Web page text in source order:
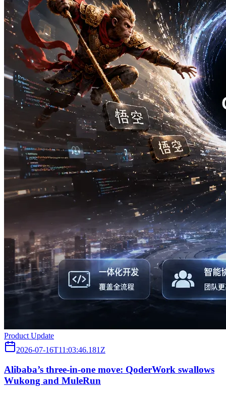
Product Update
2026-07-16T11:03:46.181Z
Alibaba’s three‑in‑one move: QoderWork swallows
Wukong and MuleRun